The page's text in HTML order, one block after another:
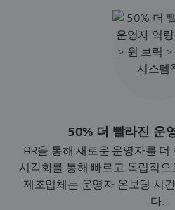
50% 더 빨라진 운
AR을 통해 새로운 운영자를 더
시각화를 통해 빠르고 독립적
제조업체는 운영자 온보딩 시
다.